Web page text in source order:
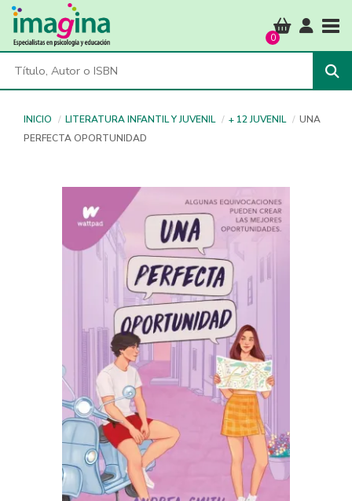
0
INICIO LITERATURA INFANTIL Y JUVENIL + 12 JUVENIL
UNA
PERFECTA OPORTUNIDAD